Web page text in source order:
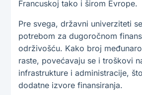
Francuskoj tako i širom Evrope.
Pre svega, državni univerziteti
potrebom za dugoročnom
održivošću. Kako broj
raste, povećavaju se i troškovi
infrastrukture i administracije,
dodatne izvore finansiranja.